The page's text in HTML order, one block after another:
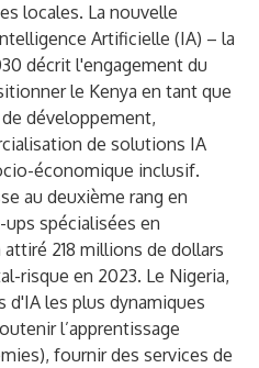
locales. La nouvelle
Artificielle (IA) – la
décrit l'engagement du
le Kenya en tant que
développement,
de solutions IA
économique inclusif.
au deuxième rang en
spécialisées en
218 millions de dollars
risque en 2023. Le Nigeria,
les plus dynamiques
l’apprentissage
fournir des services de